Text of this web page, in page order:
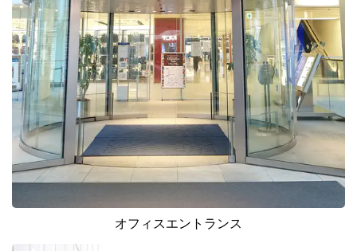
オフィスエントランス